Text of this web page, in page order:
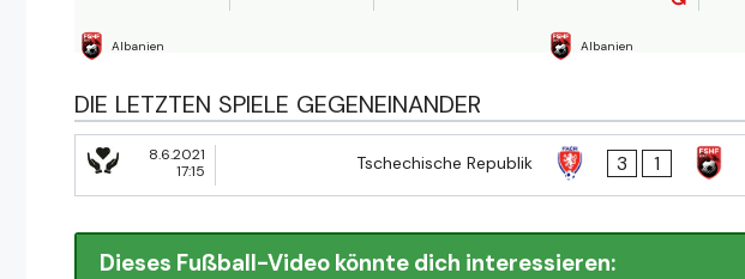
Albanien Albanien
DIE LETZTEN SPIELE GEGENEINANDER
8.6.2021
17:15
Tschechische Republik 3 1
Dieses Fußball-Video könnte dich interessieren: